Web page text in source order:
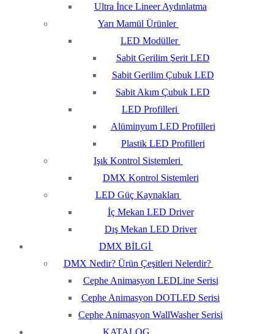
Ultra İnce Lineer Aydınlatma
Yarı Mamül Ürünler
LED Modüller
Sabit Gerilim Şerit LED
Sabit Gerilim Çubuk LED
Sabit Akım Çubuk LED
LED Profilleri
Alüminyum LED Profilleri
Plastik LED Profilleri
Işık Kontrol Sistemleri
DMX Kontrol Sistemleri
LED Güç Kaynakları
İç Mekan LED Driver
Dış Mekan LED Driver
DMX BİLGİ
DMX Nedir? Ürün Çeşitleri Nelerdir?
Cephe Animasyon LEDLine Serisi
Cephe Animasyon DOTLED Serisi
Cephe Animasyon WallWasher Serisi
KATALOG